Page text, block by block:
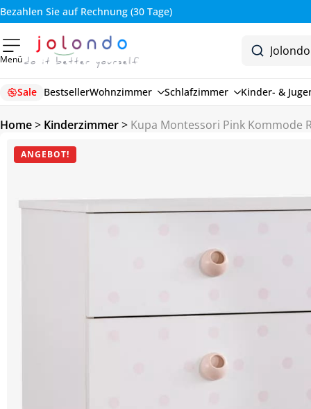
Bezahlen Sie auf Rechnung (30 Tage)
Menü
Sale BestsellerWohnzimmer Schlafzimmer Kinder- &
Home> Kinderzimmer> Kupa Montessori Pink Kommode
ANGEBOT!